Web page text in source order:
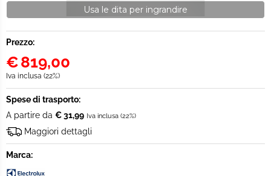
Usa le dita per ingrandire
Prezzo:
€819,00
Iva inclusa (22%)
Spese di trasporto:
A partire da € 31,99 Iva inclusa (22%)
Maggiori dettagli
Marca: